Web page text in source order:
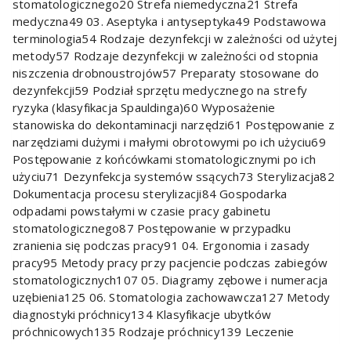
stomatologicznego20 Strefa niemedyczna21 Strefa
medyczna49 03. Aseptyka i antyseptyka49 Podstawowa
terminologia54 Rodzaje dezynfekcji w zależności od użytej
metody57 Rodzaje dezynfekcji w zależności od stopnia
niszczenia drobnoustrojów57 Preparaty stosowane do
dezynfekcji59 Podział sprzętu medycznego na strefy
ryzyka (klasyfikacja Spauldinga)60 Wyposażenie
stanowiska do dekontaminacji narzędzi61 Postępowanie z
narzędziami dużymi i małymi obrotowymi po ich użyciu69
Postępowanie z końcówkami stomatologicznymi po ich
użyciu71 Dezynfekcja systemów ssących73 Sterylizacja82
Dokumentacja procesu sterylizacji84 Gospodarka
odpadami powstałymi w czasie pracy gabinetu
stomatologicznego87 Postępowanie w przypadku
zranienia się podczas pracy91 04. Ergonomia i zasady
pracy95 Metody pracy przy pacjencie podczas zabiegów
stomatologicznych107 05. Diagramy zębowe i numeracja
uzębienia125 06. Stomatologia zachowawcza127 Metody
diagnostyki próchnicy134 Klasyfikacje ubytków
próchnicowych135 Rodzaje próchnicy139 Leczenie